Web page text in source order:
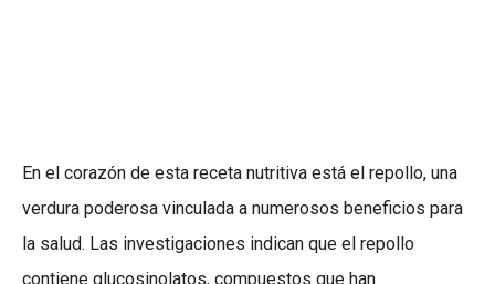
En el corazón de esta receta nutritiva está el repollo, una
verdura poderosa vinculada a numerosos beneficios para
la salud. Las investigaciones indican que el repollo
contiene glucosinolatos, compuestos que han